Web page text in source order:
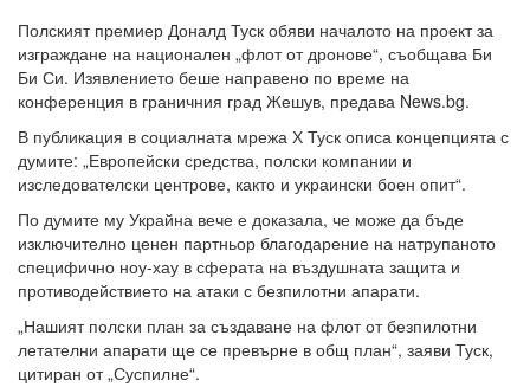
Полският премиер Доналд Туск обяви началото на проект за
изграждане на национален „флот от дронове“, съобщава Би
Би Си. Изявлението беше направено по време на
конференция в граничния град Жешув, предава News.bg.
В публикация в социалната мрежа Х Туск описа концепцията с
думите: „Европейски средства, полски компании и
изследователски центрове, както и украински боен опит“.
По думите му Украйна вече е доказала, че може да бъде
изключително ценен партньор благодарение на натрупаното
специфично ноу-хау в сферата на въздушната защита и
противодействието на атаки с безпилотни апарати.
„Нашият полски план за създаване на флот от безпилотни
летателни апарати ще се превърне в общ план“, заяви Туск,
цитиран от „Суспилне“.